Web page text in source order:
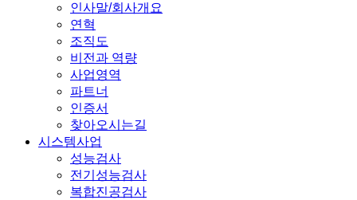
인사말/회사개요
연혁
조직도
비전과 역량
사업영역
파트너
인증서
찾아오시는길
시스템사업
성능검사
전기성능검사
복합진공검사